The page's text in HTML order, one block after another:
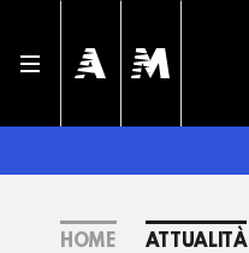
HOME ATTUALITÀ